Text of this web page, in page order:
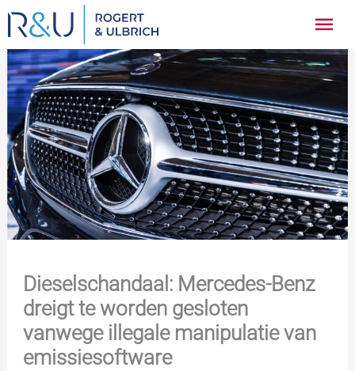
Ga
naar
inhoud
Dieselschandaal: Mercedes-Benz
dreigt te worden gesloten
vanwege illegale manipulatie van
emissiesoftware